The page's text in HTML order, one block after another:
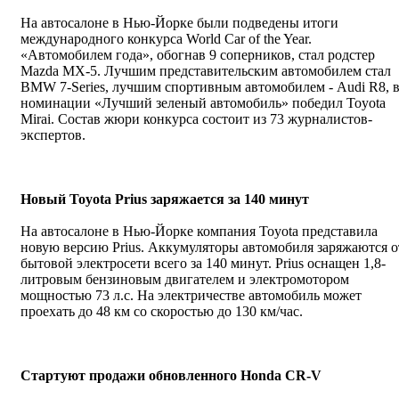
На автосалоне в Нью-Йорке были подведены итоги
международного конкурса World Car of the Year.
«Автомобилем года», обогнав 9 соперников, стал родстер
Mazda MX-5. Лучшим представительским автомобилем стал
BMW 7-Series, лучшим спортивным автомобилем - Audi R8, в
номинации «Лучший зеленый автомобиль» победил Toyota
Mirai. Состав жюри конкурса состоит из 73 журналистов-
экспертов.
Новый Toyota Prius заряжается за 140 минут
На автосалоне в Нью-Йорке компания Toyota представила
новую версию Prius. Аккумуляторы автомобиля заряжаются
бытовой электросети всего за 140 минут. Prius оснащен 1,8-
литровым бензиновым двигателем и электромотором
мощностью 73 л.с. На электричестве автомобиль может
проехать до 48 км со скоростью до 130 км/час.
Стартуют продажи обновленного Honda CR-V